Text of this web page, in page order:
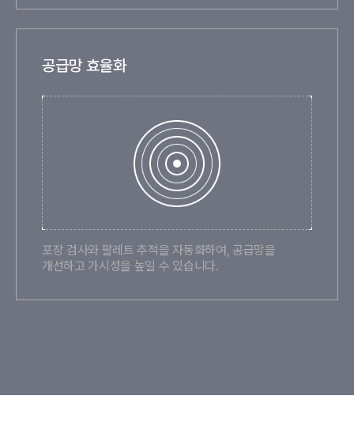
공급망 효율화
포장 검사와 팔레트 추적을 자동화하여, 공급망을
개선하고 가시성을 높일 수 있습니다.